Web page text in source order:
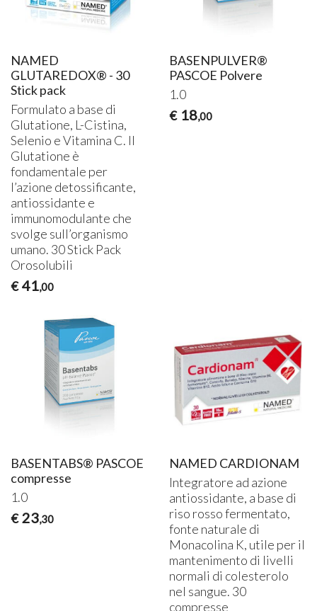
NAMED
GLUTAREDOX® - 30
Stick pack
Formulato a base di
Glutatione, L-Cistina,
Selenio e Vitamina C. Il
Glutatione è
fondamentale per
l’azione detossificante,
antiossidante e
immunomodulante che
svolge sull’organismo
umano. 30 Stick Pack
Orosolubili
€ 41,00
BASENPULVER®
PASCOE Polvere
1.0
€ 18,00
BASENTABS® PASCOE
compresse
1.0
€ 23,30
NAMED CARDIONAM
Integratore ad azione
antiossidante, a base di
riso rosso fermentato,
fonte naturale di
Monacolina K, utile per il
mantenimento di livelli
normali di colesterolo
nel sangue. 30
compresse